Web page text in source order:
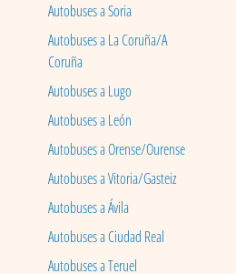
Autobuses a Soria
Autobuses a La Coruña/A
Coruña
Autobuses a Lugo
Autobuses a León
Autobuses a Orense/Ourense
Autobuses a Vitoria/Gasteiz
Autobuses a Ávila
Autobuses a Ciudad Real
Autobuses a Teruel